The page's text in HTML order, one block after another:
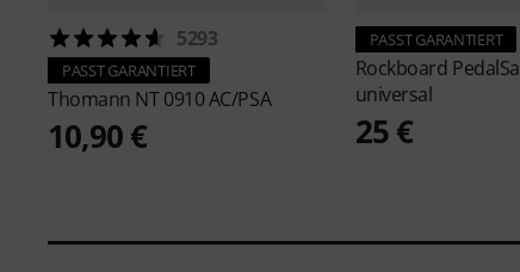
5293
PASST GARANTIERT
Thomann NT 0910 AC/PSA
10,90 €
PASST GARANTIERT
Rockboard
universal
25 €